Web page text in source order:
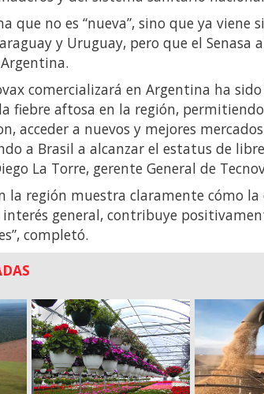
que no es “nueva”, sino que ya viene
y Uruguay, pero que el Senasa
comercializará en Argentina ha
fiebre aftosa en la región,
acceder a nuevos y mejores
a Brasil a alcanzar el estatus de
La Torre, gerente General de
la región muestra claramente cómo la
general, contribuye
completó.